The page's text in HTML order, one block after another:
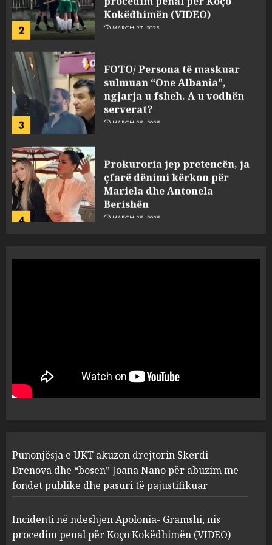
2
Kokëdhimën (VIDEO)
MARCH 27, 2025
3
FOTO/ Persona të maskuar
sulmuan “One Albania”,
ngjarja u fsheh. A u vodhën
serverat?
MARCH 25, 2025
4
Prokuroria jep pretencën, ja
çfarë dënimi kërkon për
Mariela dhe Antonela
Berishën
MARCH 25, 2025
1
“bosen” Joana Nano për
abuzim me fondet publike dhe
pasuri të pajustifikuar
2
Apolonia- Gramshi, nis
procedim penal për Koço
Kokëdhimën (VIDEO)
MARCH 27, 2025
FOTO/ Persona të maskuar
Punonjësja e UKT akuzon drejtorin Skerdi
Drenova dhe “bosen” Joana Nano për abuzim me
fondet publike dhe pasuri të pajustifikuar
Incidenti në ndeshjen Apolonia- Gramshi, nis
procedim penal për Koço Kokëdhimën (VIDEO)